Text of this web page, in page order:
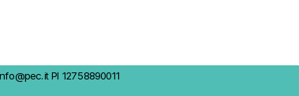
PI ‭12758890011‬